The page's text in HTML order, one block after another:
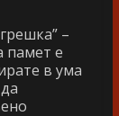
–
памет е
в ума